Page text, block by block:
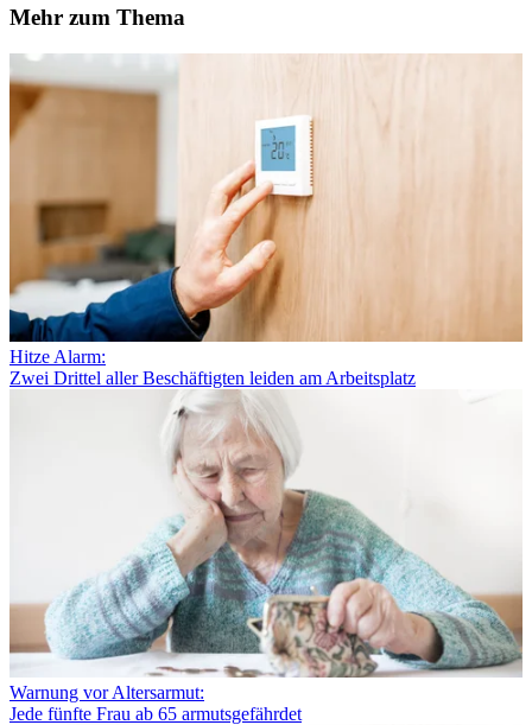
Mehr zum Thema
Hitze Alarm:
Zwei Drittel aller Beschäftigten leiden am Arbeitsplatz
Warnung vor Altersarmut:
Jede fünfte Frau ab 65 armutsgefährdet